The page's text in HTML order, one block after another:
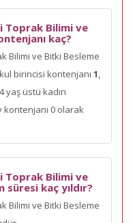
Toprak Bilimi ve
kaç?
Bilimi ve Bitki Besleme
birincisi kontenjanı 1,
yaş üstü kadın
0 olarak
Toprak Bilimi ve
kaç yıldır?
Bilimi ve Bitki Besleme